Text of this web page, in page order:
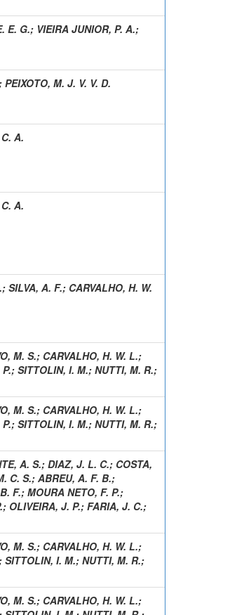
E. G.; VIEIRA JUNIOR, P. A.;
; PEIXOTO, M. J. V. V. D.
A.
A.
; SILVA, A. F.; CARVALHO, H. W.
M. S.; CARVALHO, H. W. L.;
; SITTOLIN, I. M.; NUTTI, M. R.;
M. S.; CARVALHO, H. W. L.;
; SITTOLIN, I. M.; NUTTI, M. R.;
A. S.; DIAZ, J. L. C.; COSTA,
C. S.; ABREU, A. F. B.;
F.; MOURA NETO, F. P.;
; OLIVEIRA, J. P.; FARIA, J. C.;
M. S.; CARVALHO, H. W. L.;
; SITTOLIN, I. M.; NUTTI, M. R.;
M. S.; CARVALHO, H. W. L.;